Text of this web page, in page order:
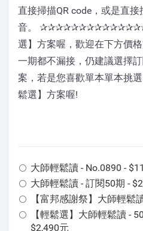
直接掃描QR code，或是直接
音。
選】方案喔，歡迎在下方價
一期都不漏接，仍建議選擇
案，若是您喜歡單本單本挑
鬆選】方案喔!
大師輕鬆讀 - No.0890 -
大師輕鬆讀 - 訂閱50期 -
【富邦感謝祭】大師輕鬆
【輕鬆選】大師輕鬆讀 -
$2,490元